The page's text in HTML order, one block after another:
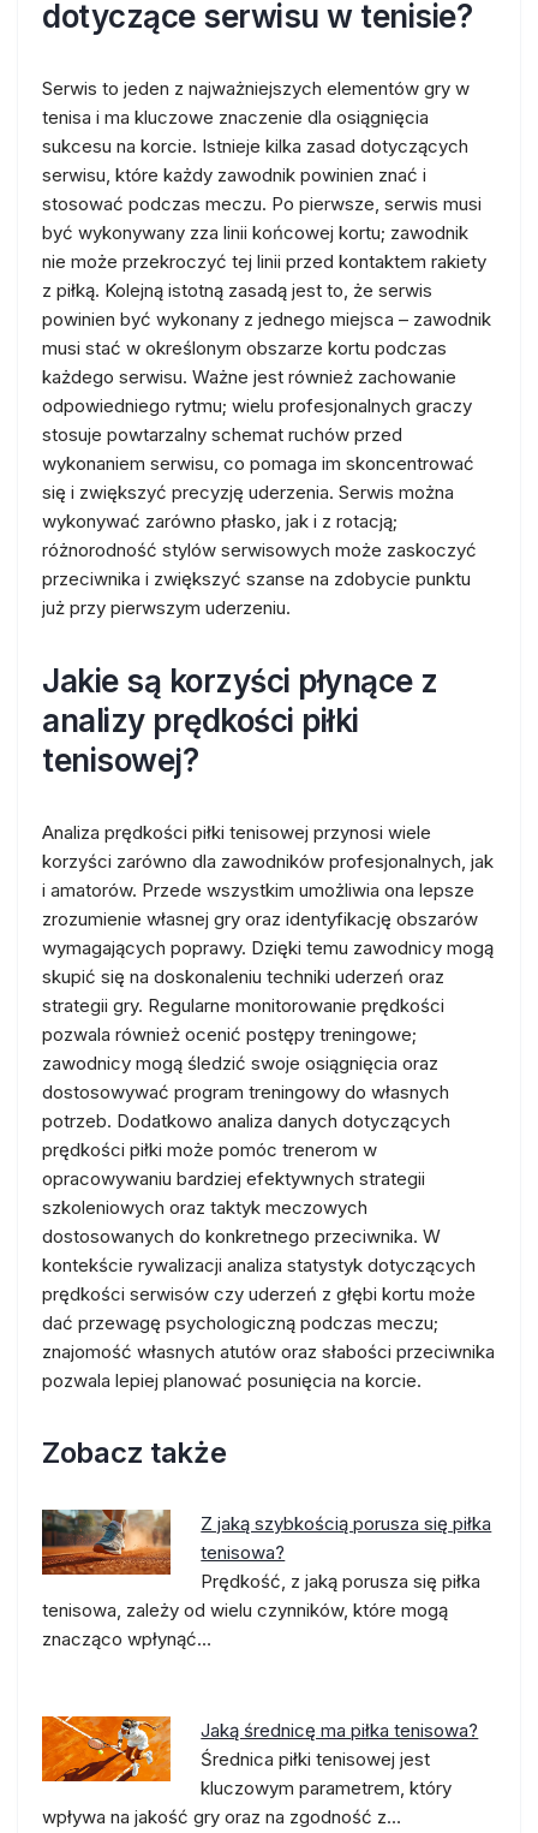
dotyczące serwisu w tenisie?
Serwis to jeden z najważniejszych elementów gry w
tenisa i ma kluczowe znaczenie dla osiągnięcia
sukcesu na korcie. Istnieje kilka zasad dotyczących
serwisu, które każdy zawodnik powinien znać i
stosować podczas meczu. Po pierwsze, serwis musi
być wykonywany zza linii końcowej kortu; zawodnik
nie może przekroczyć tej linii przed kontaktem rakiety
z piłką. Kolejną istotną zasadą jest to, że serwis
powinien być wykonany z jednego miejsca – zawodnik
musi stać w określonym obszarze kortu podczas
każdego serwisu. Ważne jest również zachowanie
odpowiedniego rytmu; wielu profesjonalnych graczy
stosuje powtarzalny schemat ruchów przed
wykonaniem serwisu, co pomaga im skoncentrować
się i zwiększyć precyzję uderzenia. Serwis można
wykonywać zarówno płasko, jak i z rotacją;
różnorodność stylów serwisowych może zaskoczyć
przeciwnika i zwiększyć szanse na zdobycie punktu
już przy pierwszym uderzeniu.
Jakie są korzyści płynące z
analizy prędkości piłki
tenisowej?
Analiza prędkości piłki tenisowej przynosi wiele
korzyści zarówno dla zawodników profesjonalnych, jak
i amatorów. Przede wszystkim umożliwia ona lepsze
zrozumienie własnej gry oraz identyfikację obszarów
wymagających poprawy. Dzięki temu zawodnicy mogą
skupić się na doskonaleniu techniki uderzeń oraz
strategii gry. Regularne monitorowanie prędkości
pozwala również ocenić postępy treningowe;
zawodnicy mogą śledzić swoje osiągnięcia oraz
dostosowywać program treningowy do własnych
potrzeb. Dodatkowo analiza danych dotyczących
prędkości piłki może pomóc trenerom w
opracowywaniu bardziej efektywnych strategii
szkoleniowych oraz taktyk meczowych
dostosowanych do konkretnego przeciwnika. W
kontekście rywalizacji analiza statystyk dotyczących
prędkości serwisów czy uderzeń z głębi kortu może
dać przewagę psychologiczną podczas meczu;
znajomość własnych atutów oraz słabości przeciwnika
pozwala lepiej planować posunięcia na korcie.
Zobacz także
Z jaką szybkością porusza się piłka
tenisowa?
Prędkość, z jaką porusza się piłka
tenisowa, zależy od wielu czynników, które mogą
znacząco wpłynąć…
Jaką średnicę ma piłka tenisowa?
Średnica piłki tenisowej jest
kluczowym parametrem, który
wpływa na jakość gry oraz na zgodność z…